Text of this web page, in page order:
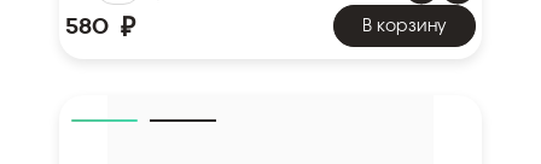
580 ₽ В корзину